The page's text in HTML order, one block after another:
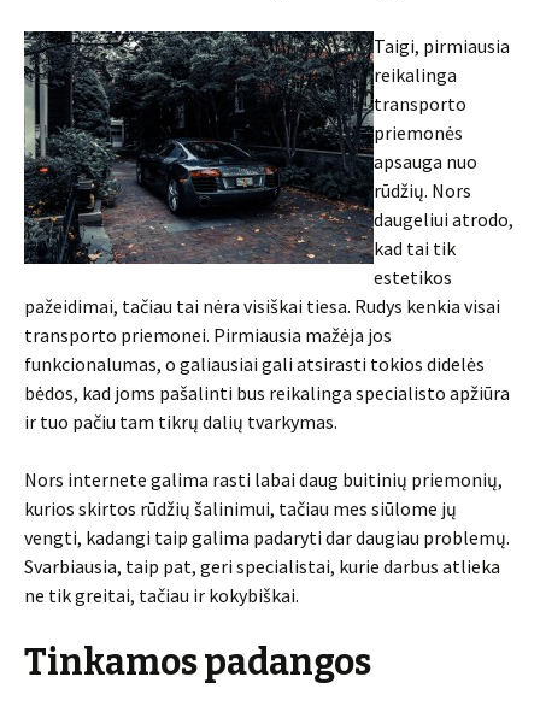
Taigi, pirmiausia
reikalinga
transporto
priemonės
apsauga nuo
rūdžių. Nors
daugeliui atrodo,
kad tai tik
estetikos
pažeidimai, tačiau tai nėra visiškai tiesa. Rudys kenkia visai
transporto priemonei. Pirmiausia mažėja jos
funkcionalumas, o galiausiai gali atsirasti tokios didelės
bėdos, kad joms pašalinti bus reikalinga specialisto apžiūra
ir tuo pačiu tam tikrų dalių tvarkymas.
Nors internete galima rasti labai daug buitinių priemonių,
kurios skirtos rūdžių šalinimui, tačiau mes siūlome jų
vengti, kadangi taip galima padaryti dar daugiau problemų.
Svarbiausia, taip pat, geri specialistai, kurie darbus atlieka
ne tik greitai, tačiau ir kokybiškai.
Tinkamos padangos